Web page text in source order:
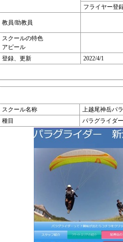
フライヤー登
教員/助教員
スクールの特色
アピール
登録、更新
2022/4/1
スクール名称
上越尾神岳パ
種目
パラグライダー